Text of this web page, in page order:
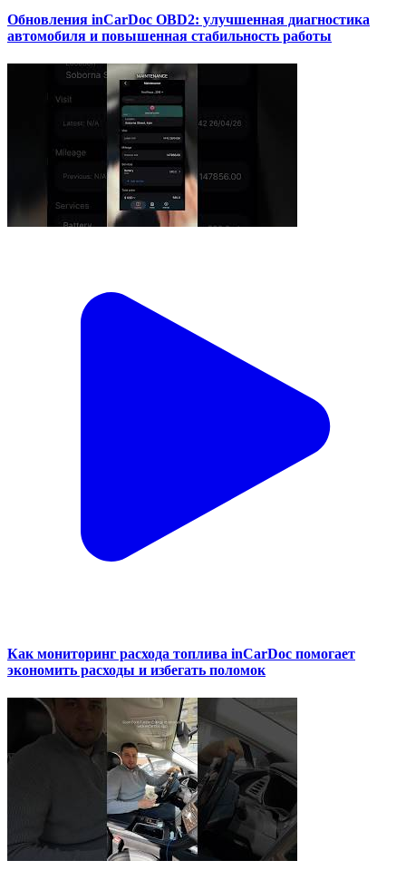
Обновления inCarDoc OBD2: улучшенная диагностика
автомобиля и повышенная стабильность работы
Как мониторинг расхода топлива inCarDoc помогает
экономить расходы и избегать поломок